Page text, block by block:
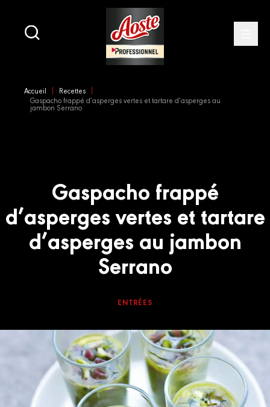
content
Accueil
Recettes
Gaspacho frappé d’asperges vertes et tartare d’asperges au
jambon Serrano
Gaspacho frappé
d’asperges vertes et tartare
d’asperges au jambon
Serrano
ENTRÉES